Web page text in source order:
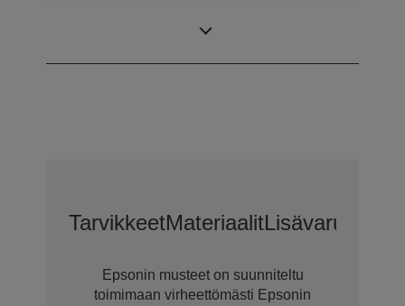
TarvikkeetMateriaalitLisävarusteet
Epsonin musteet on suunniteltu
toimimaan virheettömästi Epsonin